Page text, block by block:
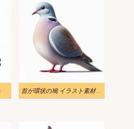
首が環状の鳩 イラスト素材 ダウンロード